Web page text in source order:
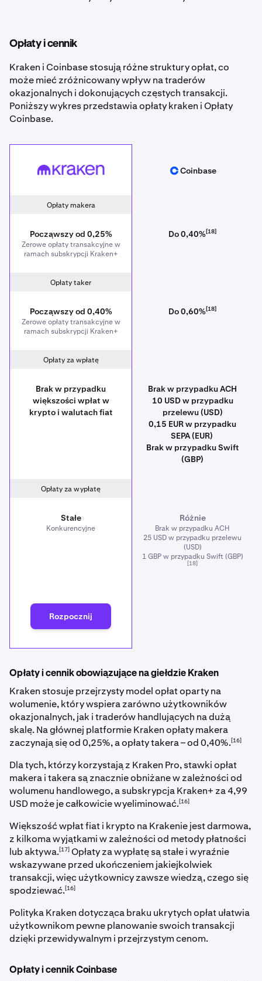
Opłaty i cennik
Kraken i Coinbase stosują różne struktury opłat, co
może mieć zróżnicowany wpływ na traderów
okazjonalnych i dokonujących częstych transakcji.
Poniższy wykres przedstawia opłaty kraken i Opłaty
Coinbase.
Kraken Coinbase
Coinbase
Opłaty makera
Począwszy od 0,25%
Zerowe opłaty transakcyjne w
ramach subskrypcji Kraken+
Do 0,40%[18]
Opłaty taker
Począwszy od 0,40%
Zerowe opłaty transakcyjne w
ramach subskrypcji Kraken+
Do 0,60%[18]
Opłaty za wpłatę
Brak w przypadku
większości wpłat w
krypto i walutach fiat
Brak w przypadku ACH
10 USD w przypadku
przelewu (USD)
0,15 EUR w przypadku
SEPA (EUR)
Brak w przypadku Swift
(GBP)
Opłaty za wypłatę
Stałe
Konkurencyjne
Różnie
Brak w przypadku ACH
25 USD w przypadku przelewu
(USD)
1 GBP w przypadku Swift (GBP)
[18]
Rozpocznij
Opłaty i cennik obowiązujące na giełdzie Kraken
Kraken stosuje przejrzysty model opłat oparty na
wolumenie, który wspiera zarówno użytkowników
okazjonalnych, jak i traderów handlujących na dużą
skalę. Na głównej platformie Kraken opłaty makera
zaczynają się od 0,25%, a opłaty takera – od 0,40%.[16]
Dla tych, którzy korzystają z Kraken Pro, stawki opłat
makera i takera są znacznie obniżane w zależności od
wolumenu handlowego, a subskrypcja Kraken+ za 4,99
USD może je całkowicie wyeliminować.[16]
Większość wpłat fiat i krypto na Krakenie jest darmowa,
z kilkoma wyjątkami w zależności od metody płatności
lub aktywa.[17] Opłaty za wypłatę są stałe i wyraźnie
wskazywane przed ukończeniem jakiejkolwiek
transakcji, więc użytkownicy zawsze wiedzą, czego się
spodziewać.[16]
Polityka Kraken dotycząca braku ukrytych opłat ułatwia
użytkownikom pewne planowanie swoich transakcji
dzięki przewidywalnym i przejrzystym cenom.
Opłaty i cennik Coinbase